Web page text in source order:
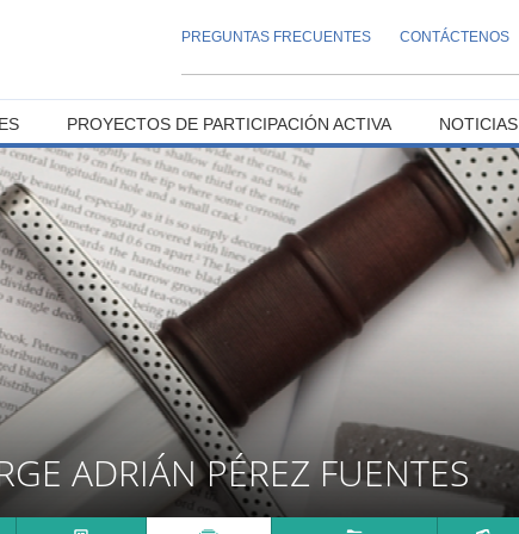
PREGUNTAS FRECUENTES CONTÁCTENOS
ADRIÁN PÉREZ FUENTES
PROYECTOS DE PARTICIPACIÓN ACTIVA NOTICIAS